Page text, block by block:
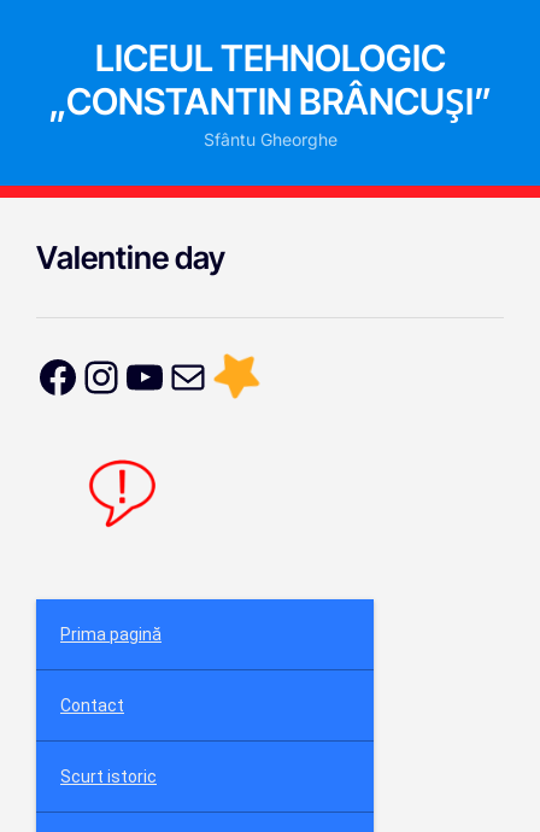
LICEUL TEHNOLOGIC
„CONSTANTIN BRÂNCUȘI”
Sfântu Gheorghe
Valentine day
Prima pagină
Contact
Scurt istoric